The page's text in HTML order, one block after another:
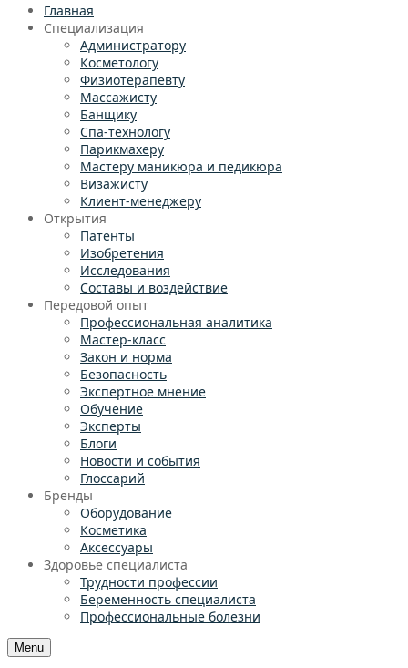
Главная
Специализация
Администратору
Косметологу
Физиотерапевту
Массажисту
Банщику
Спа-технологу
Парикмахеру
Мастеру маникюра и педикюра
Визажисту
Клиент-менеджеру
Открытия
Патенты
Изобретения
Исследования
Составы и воздействие
Передовой опыт
Профессиональная аналитика
Мастер-класс
Закон и норма
Безопасность
Экспертное мнение
Обучение
Эксперты
Блоги
Новости и события
Глоссарий
Бренды
Оборудование
Косметика
Аксессуары
Здоровье специалиста
Трудности профессии
Беременность специалиста
Профессиональные болезни
Menu